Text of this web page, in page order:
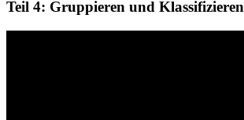
Teil 4: Gruppieren und Klassifizieren